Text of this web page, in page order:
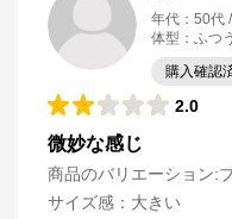
年代 ： 50代
体型 ： ふつう
購入確認
2.0
微妙な感じ
商品のバリエーション:
サイズ感 ： 大きい